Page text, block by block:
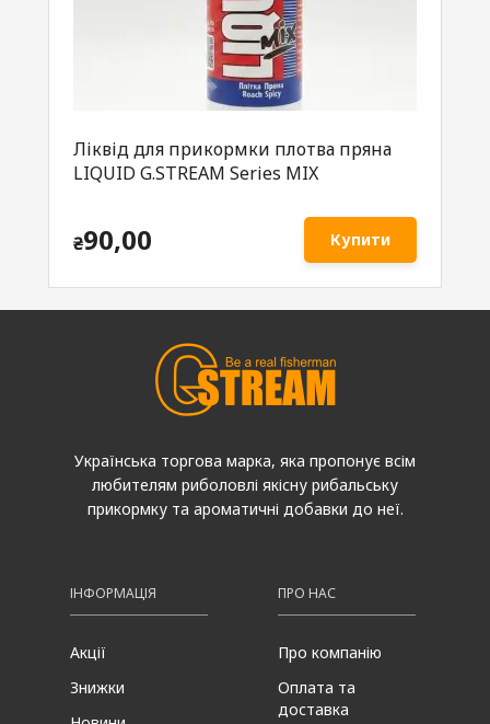
Ліквід для прикормки плотва пряна
LIQUID G.STREAM Series MIX
₴90,00 Купити
Українська торгова марка, яка пропонує всім
любителям риболовлі якісну рибальську
прикормку та ароматичні добавки до неї.
ІНФОРМАЦІЯ
Акції
Знижки
ПРО НАС
Про компанію
Оплата та
доставка